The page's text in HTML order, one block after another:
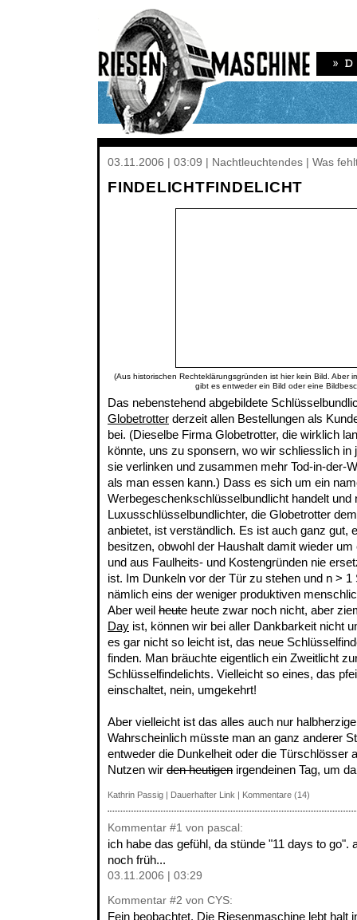
03.11.2006 | 03:09 | Nachtleuchtendes | Was
FINDELICHTFINDELICHT
(Aus historischen Rechteklärungsgründen ist hier kein Bild. Aber
gibt es entweder ein Bild oder eine
Das nebenstehend abgebildete
Globetrotter derzeit allen Bestellungen als
bei. (Dieselbe Firma Globetrotter, die wirklich
könnte, uns zu sponsern, wo wir schliesslich in
sie verlinken und zusammen mehr Tod-in-der-
als man essen kann.) Dass es sich um ein
Werbegeschenkschlüsselbundlicht handelt und
Luxusschlüsselbundlichter, die Globetrotter
anbietet, ist verständlich. Es ist auch ganz gut,
besitzen, obwohl der Haushalt damit wieder
und aus Faulheits- und Kostengründen nie
ist. Im Dunkeln vor der Tür zu stehen und n >
nämlich eins der weniger produktiven
Aber weil heute heute zwar noch nicht, aber
Day ist, können wir bei aller Dankbarkeit nicht
es gar nicht so leicht ist, das neue
finden. Man bräuchte eigentlich ein Zweitlicht
Schlüsselfindelichts. Vielleicht so eines, das
einschaltet, nein, umgekehrt!
Aber vielleicht ist das alles auch nur
Wahrscheinlich müsste man an ganz anderer
entweder die Dunkelheit oder die Türschlösser
Nutzen wir den heutigen irgendeinen Tag, um
Kathrin Passig | Dauerhafter Link | Kommentare (14)
Kommentar #1 von pascal:
ich habe das gefühl, da stünde "11 days to go".
noch früh...
03.11.2006 | 03:29
Kommentar #2 von CYS:
Fein beobachtet. Die Riesenmaschine lebt halt